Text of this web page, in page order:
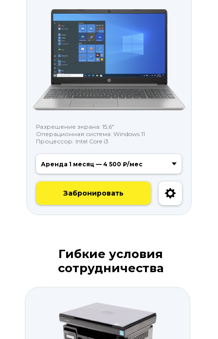
Забронировать
Разрешение экрана: 15,6"
Операционная система: Windows 11
Процессор: Intel Core i3
Гибкие условия
сотрудничества